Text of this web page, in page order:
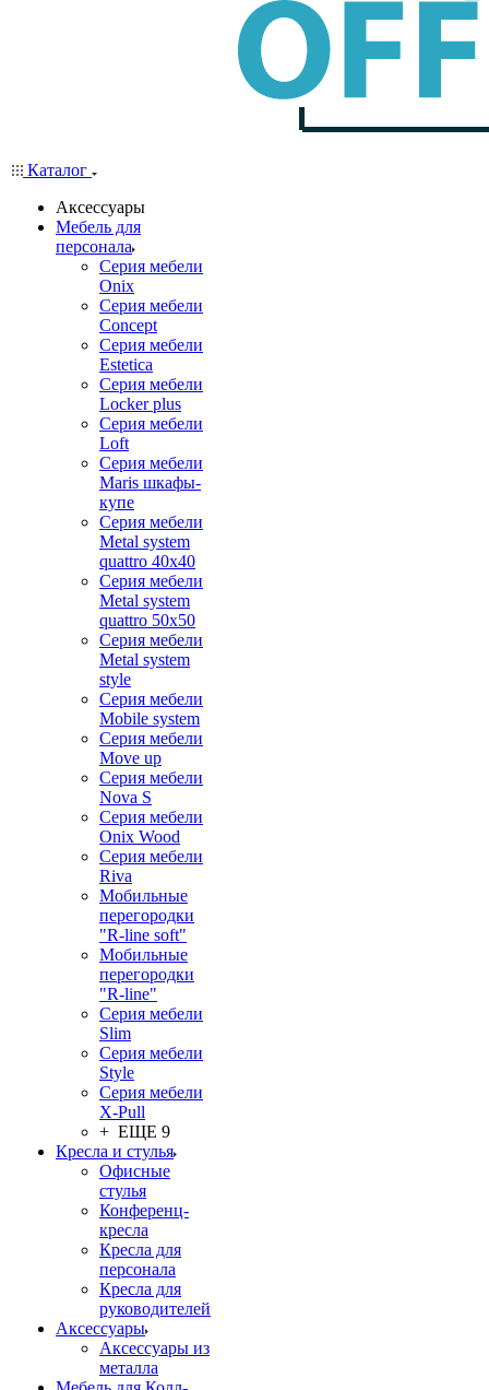
Каталог
Аксессуары
Мебель для
персонала
Серия мебели
Onix
Серия мебели
Concept
Серия мебели
Estetica
Серия мебели
Locker plus
Серия мебели
Loft
Серия мебели
Maris шкафы-
купе
Серия мебели
Metal system
quattro 40x40
Серия мебели
Metal system
quattro 50x50
Серия мебели
Metal system
style
Серия мебели
Mobile system
Серия мебели
Move up
Серия мебели
Nova S
Серия мебели
Onix Wood
Серия мебели
Riva
Мобильные
перегородки
"R-line soft"
Мобильные
перегородки
"R-line"
Серия мебели
Slim
Серия мебели
Style
Серия мебели
X-Pull
+ ЕЩЕ 9
Кресла и стулья
Офисные
стулья
Конференц-
кресла
Кресла для
персонала
Кресла для
руководителей
Аксессуары
Аксессуары из
металла